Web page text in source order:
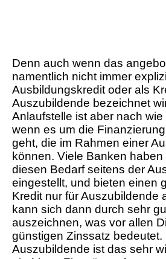
Denn auch wenn das
namentlich nicht immer
Ausbildungskredit oder als
Auszubildende bezeichnet
Anlaufstelle ist aber nach
wenn es um die
geht, die im Rahmen einer
können. Viele Banken
diesen Bedarf seitens der
eingestellt, und bieten einen
Kredit nur für Auszubildende
kann sich dann durch sehr
auszeichnen, was vor allen
günstigen Zinssatz bedeutet.
Auszubildende ist das sehr